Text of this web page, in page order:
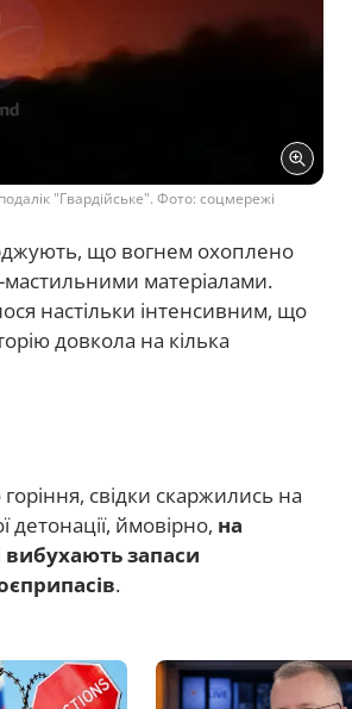
"Гвардійське". Фото: соцмережі
що вогнем охоплено
мастильними матеріалами.
настільки інтенсивним, що
довкола на кілька
свідки скаржились на
детонації, ймовірно, на
вибухають запаси
.